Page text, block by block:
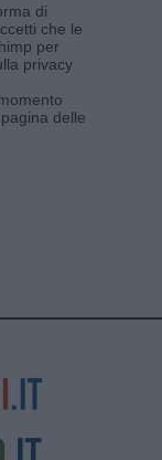
di
che le
per
privacy
delle